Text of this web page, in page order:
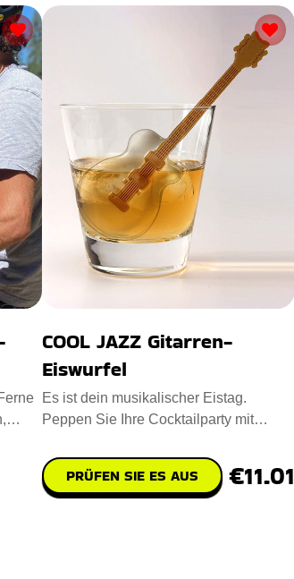
COOL JAZZ Gitarren-
Eiswurfel
Es ist dein musikalischer Eistag.
Peppen Sie Ihre Cocktailparty mit
PRÜFEN SIE ES AUS €11.01